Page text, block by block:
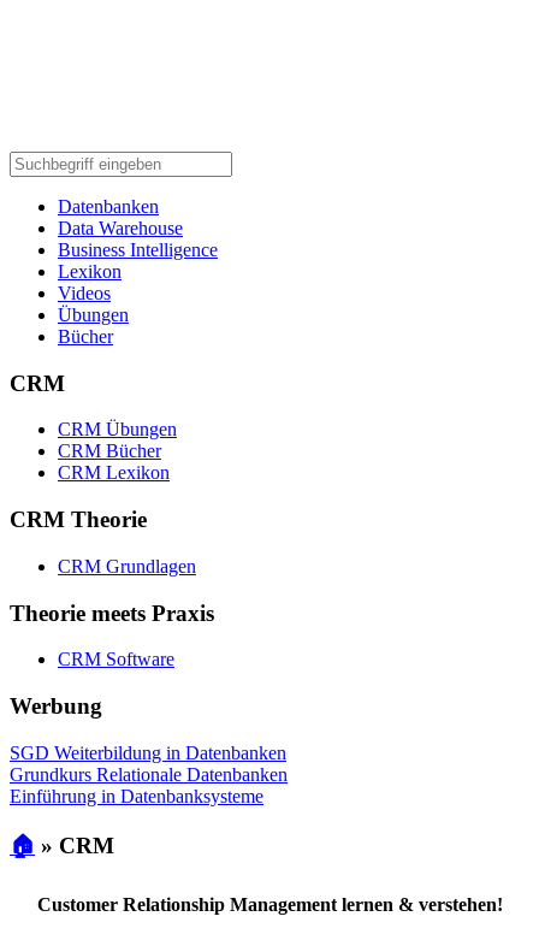
Datenbanken
Data Warehouse
Business Intelligence
Lexikon
Videos
Übungen
Bücher
CRM
CRM Übungen
CRM Bücher
CRM Lexikon
CRM Theorie
CRM Grundlagen
Theorie meets Praxis
CRM Software
Werbung
SGD Weiterbildung in Datenbanken
Grundkurs Relationale Datenbanken
Einführung in Datenbanksysteme
🏠 » CRM
Customer Relationship Management lernen & verstehen!